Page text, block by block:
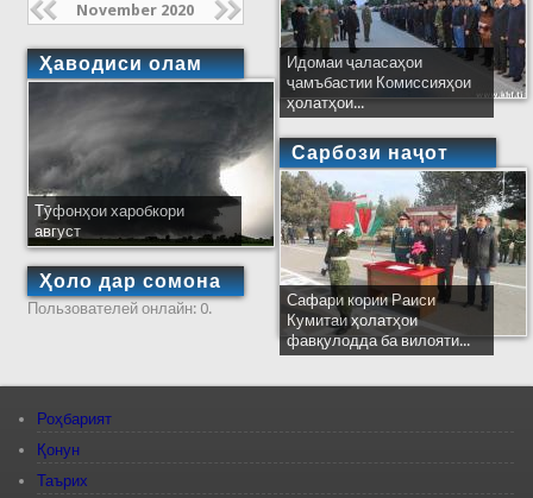
November 2020
Ҳаводиси олам
Тӯфонҳои харобкори
август
Ҳоло дар сомона
Пользователей онлайн: 0.
Идомаи ҷаласаҳои
ҷамъбастии Комиссияҳои
ҳолатҳои...
Сарбози наҷот
Сафари кории Раиси
Кумитаи ҳолатҳои
фавқулодда ба вилояти...
Роҳбарият
Қонун
Таърих